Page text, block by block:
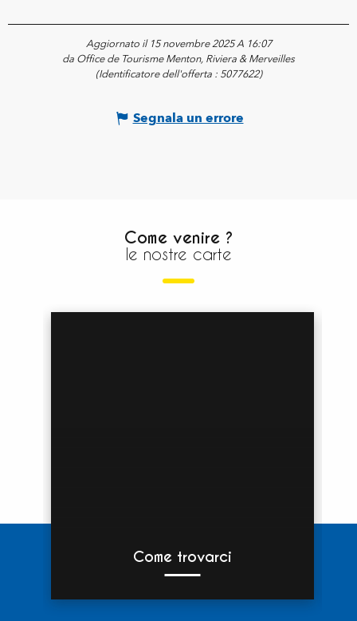
Aggiornato il 15 novembre 2025 A 16:07
da Office de Tourisme Menton, Riviera & Merveilles
(Identificatore dell'offerta : 5077622)
Segnala un errore
Come venire ?
le nostre carte
Come trovarci